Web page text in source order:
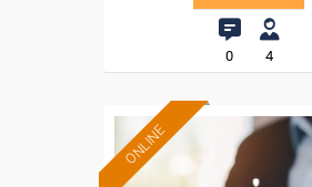
0 4
ONLINE
Formación 100%